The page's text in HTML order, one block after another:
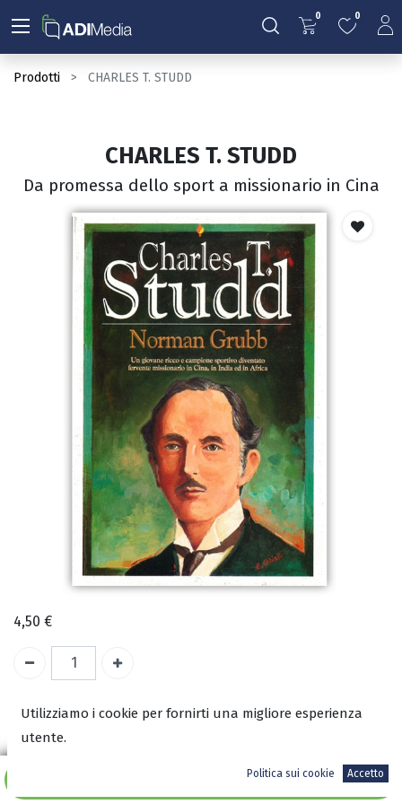
0 0
Prodotti CHARLES T. STUDD
Aggiungi al carrello
CHARLES T. STUDD
Da promessa dello sport a missionario in Cina
4,50 €
A magazzino
9788886085335
Utilizziamo i cookie per fornirti una migliore esperienza
utente.
Politica sui cookie Accetto